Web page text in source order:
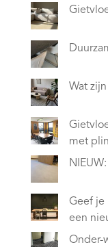
Wat
met
Geef je
een
Onder-